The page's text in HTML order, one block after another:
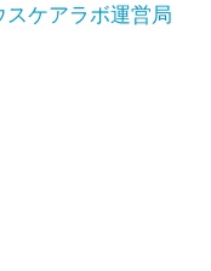
スケアラボ運営局